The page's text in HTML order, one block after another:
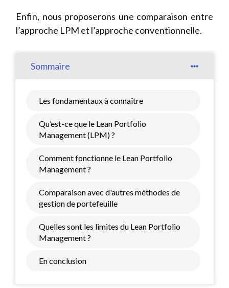
Enfin, nous proposerons une comparaison entre
l’approche LPM et l’approche conventionnelle.
Sommaire
Les fondamentaux à connaître
Qu’est-ce que le Lean Portfolio
Management (LPM) ?
Comment fonctionne le Lean Portfolio
Management ?
Comparaison avec d'autres méthodes de
gestion de portefeuille
Quelles sont les limites du Lean Portfolio
Management ?
En conclusion